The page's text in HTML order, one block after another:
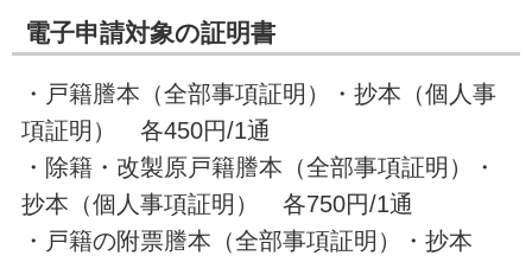
電子申請対象の証明書
・戸籍謄本（全部事項証明）・抄本（個人事
項証明） 各450円/1通
・除籍・改製原戸籍謄本（全部事項証明）・
抄本（個人事項証明） 各750円/1通
・戸籍の附票謄本（全部事項証明）・抄本